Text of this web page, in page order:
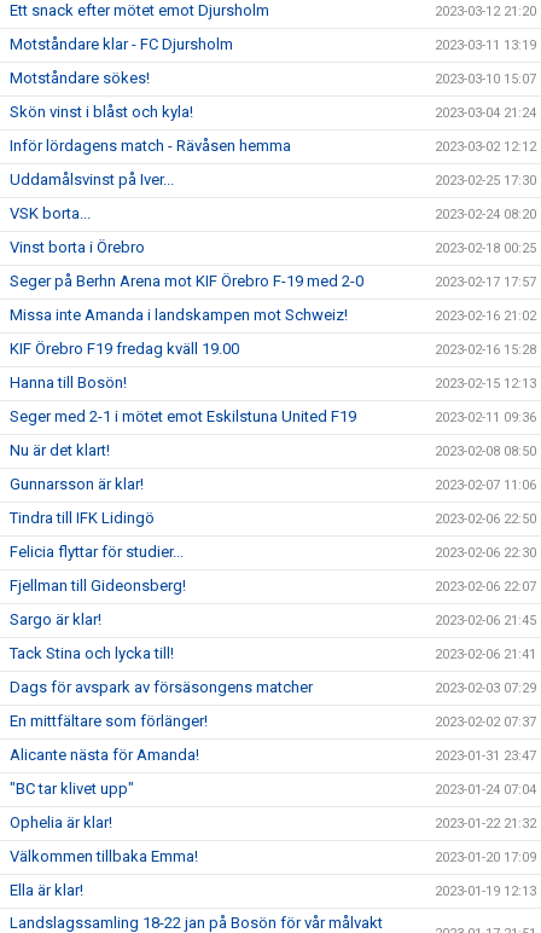
Ett snack efter mötet emot Djursholm 2023-03-12 21:20
Motståndare klar - FC Djursholm 2023-03-11 13:19
Motståndare sökes! 2023-03-10 15:07
Skön vinst i blåst och kyla! 2023-03-04 21:24
Inför lördagens match - Rävåsen hemma 2023-03-02 12:12
Uddamålsvinst på Iver... 2023-02-25 17:30
VSK borta... 2023-02-24 08:20
Vinst borta i Örebro 2023-02-18 00:25
Seger på Berhn Arena mot KIF Örebro F-19 med 2-0 2023-02-17 17:57
Missa inte Amanda i landskampen mot Schweiz! 2023-02-16 21:02
KIF Örebro F19 fredag kväll 19.00 2023-02-16 15:28
Hanna till Bosön! 2023-02-15 12:13
Seger med 2-1 i mötet emot Eskilstuna United F19 2023-02-11 09:36
Nu är det klart! 2023-02-08 08:50
Gunnarsson är klar! 2023-02-07 11:06
Tindra till IFK Lidingö 2023-02-06 22:50
Felicia flyttar för studier... 2023-02-06 22:30
Fjellman till Gideonsberg! 2023-02-06 22:07
Sargo är klar! 2023-02-06 21:45
Tack Stina och lycka till! 2023-02-06 21:41
Dags för avspark av försäsongens matcher 2023-02-03 07:29
En mittfältare som förlänger! 2023-02-02 07:37
Alicante nästa för Amanda! 2023-01-31 23:47
"BC tar klivet upp" 2023-01-24 07:04
Ophelia är klar! 2023-01-22 21:32
Välkommen tillbaka Emma! 2023-01-20 17:09
Ella är klar! 2023-01-19 12:13
Landslagssamling 18-22 jan på Bosön för vår målvakt